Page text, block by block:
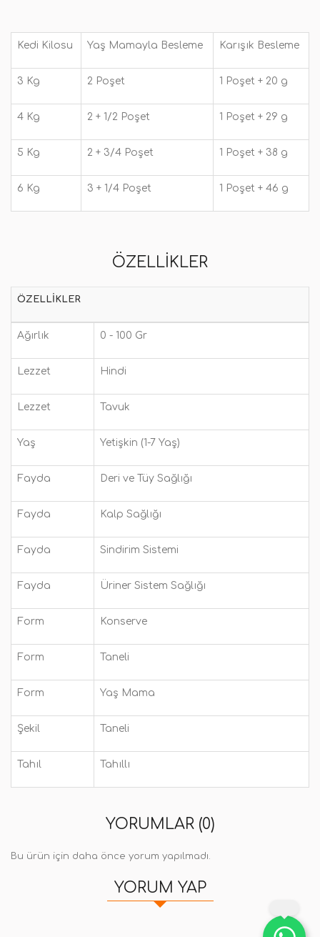
Kedi Kilosu Yaş Mamayla Besleme Karışık Besleme
3 Kg 2 Poşet 1 Poşet + 20 g
4 Kg 2 + 1/2 Poşet 1 Poşet + 29 g
5 Kg 2 + 3/4 Poşet 1 Poşet + 38 g
6 Kg 3 + 1/4 Poşet 1 Poşet + 46 g
ÖZELLIKLER
ÖZELLIKLER
Ağırlık 0 - 100 Gr
Lezzet Hindi
Lezzet Tavuk
Yaş Yetişkin (1-7 Yaş)
Fayda Deri ve Tüy Sağlığı
Fayda Kalp Sağlığı
Fayda Sindirim Sistemi
Fayda Üriner Sistem Sağlığı
Form Konserve
Form Taneli
Form Yaş Mama
Şekil Taneli
Tahıl Tahıllı
YORUMLAR (0)
Bu ürün için daha önce yorum yapılmadı.
YORUM YAP